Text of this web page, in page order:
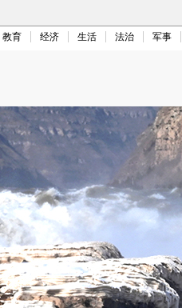
教育 经济 生活 法治 军事